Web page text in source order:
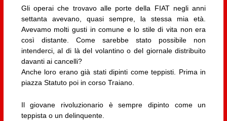
Gli operai che trovavo alle porte della FIAT negli anni
settanta avevano, quasi sempre, la stessa mia età.
Avevamo molti gusti in comune e lo stile di vita non era
così distante. Come sarebbe stato possibile non
intenderci, al di là del volantino o del giornale distribuito
davanti ai cancelli?
Anche loro erano già stati dipinti come teppisti. Prima in
piazza Statuto poi in corso Traiano.
Il giovane rivoluzionario è sempre dipinto come un
teppista o un delinquente.